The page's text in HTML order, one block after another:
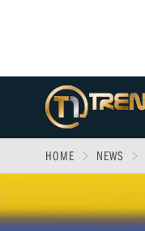
HOME NEWS